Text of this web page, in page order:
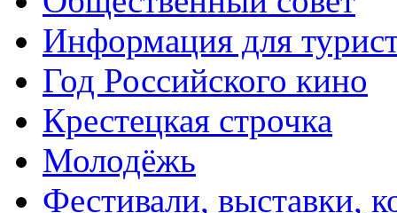
Информация для
Год Российского кино
Крестецкая строчка
Молодёжь
Фестивали, выставки,